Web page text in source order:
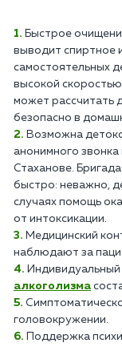
Быстрое
выводит спиртное
самостоятельных
высокой
может рассчитать
безопасно в
Возможна
анонимного звонка
Стаханове.
быстро: неважно,
случаях помощь
от интоксикации.
Медицинский
наблюдают за
алкоголизма
головокружении.
Поддержка